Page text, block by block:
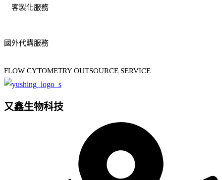
客製化服務
國外代購服務
FLOW CYTOMETRY OUTSOURCE SERVICE
又鑫生物科技